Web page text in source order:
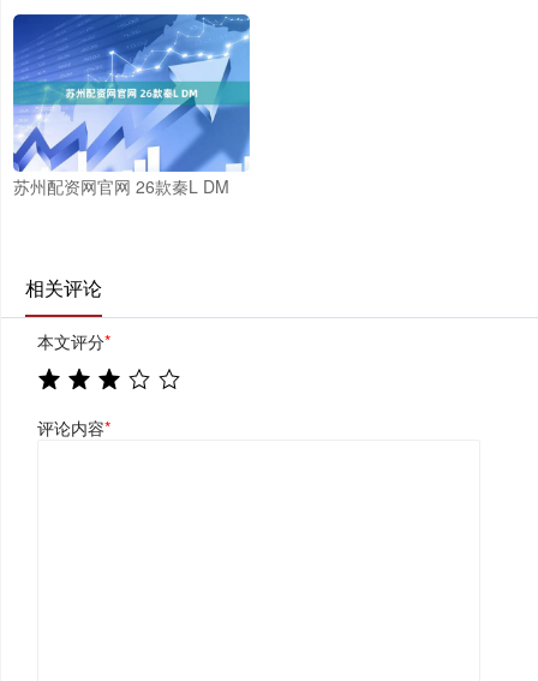
苏州配资网官网 26款秦L DM
相关评论
本文评分*
评论内容*